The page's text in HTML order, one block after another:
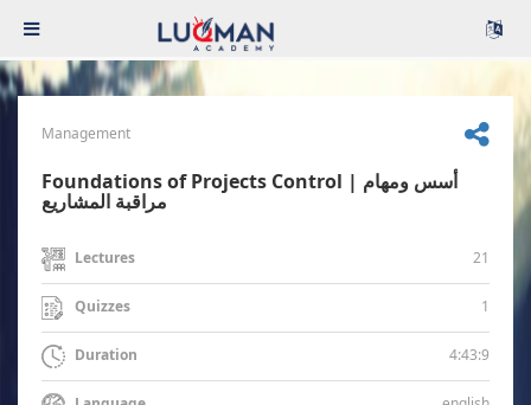
Management
Foundations of Projects Control | أسس ومهام
مراقبة المشاريع
Lectures 21
Quizzes 1
Duration 4:43:9